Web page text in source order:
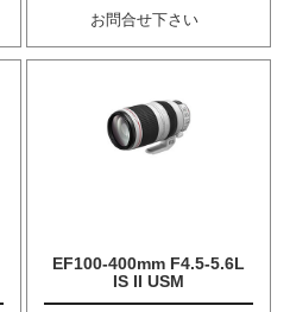
お問合せ下さい
EF100-400mm F4.5-5.6L
IS II USM